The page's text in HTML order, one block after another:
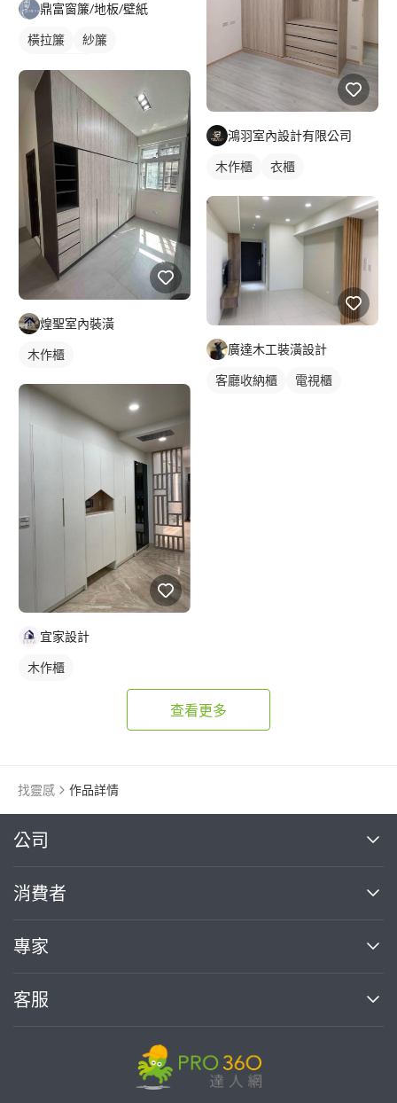
鼎富窗簾/地板/壁紙
橫拉簾
紗簾
煌聖室內裝潢
木作櫃
宜家設計
木作櫃
鴻羽室內設計有限公司
木作櫃 衣櫃
廣達木工裝潢設計
客廳收納櫃 電視櫃
查看更多
找靈感 作品詳情
公司
關於我們
部落格
加入我們
消費者
買服務
熱門服務
專家
案件中心
客服
繼續完成